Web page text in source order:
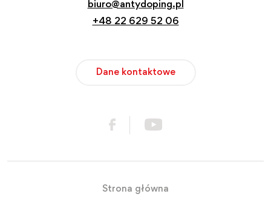
biuro@antydoping.pl
+48 22 629 52 06
Dane kontaktowe
Strona główna